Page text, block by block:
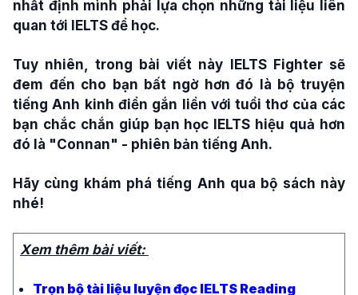
nhất định mình phải lựa chọn những tài liệu liên
quan tới IELTS để học.
Tuy nhiên, trong bài viết này IELTS Fighter sẽ
đem đến cho bạn bất ngờ hơn đó là bộ truyện
tiếng Anh kinh điển gắn liền với tuổi thơ của các
bạn chắc chắn giúp bạn học IELTS hiệu quả hơn
đó là "Connan" - phiên bản tiếng Anh.
Hãy cùng khám phá tiếng Anh qua bộ sách này
nhé!
Xem thêm bài viết:
Trọn bộ tài liệu luyện đọc IELTS Reading